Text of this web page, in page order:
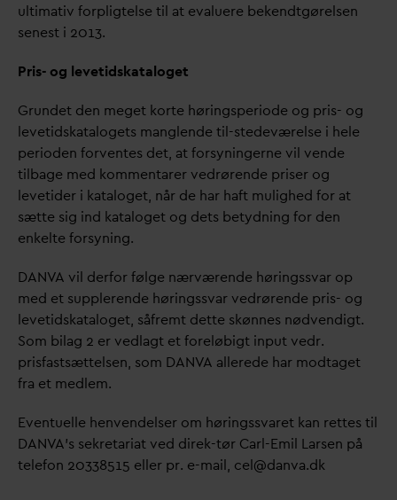
ultimativ forpligtelse til at evaluere bekendtgørelsen
senest i 2013.
Pris- og levetidskataloget
Grundet den meget korte høringsperiode og pris- og
levetidskatalogets manglende til-stedeværelse i hele
perioden forventes det, at forsyningerne vil vende
tilbage med kommentarer vedrørende priser og
levetider i kataloget, når de har haft mulighed for at
sætte sig ind kataloget og dets betydning for den
enkelte forsyning.
DANVA vil derfor følge nærværende høringssvar op
med et supplerende høringssvar vedrørende pris- og
levetidskataloget, såfremt dette skønnes nødvendigt.
Som bilag 2 er vedlagt et foreløbigt input vedr.
prisfastsættelsen, som DANVA allerede har modtaget
fra et medlem.
Eventuelle henvendelser om høringssvaret kan rettes til
DANVA’s sekretariat ved direk-tør Carl-Emil Larsen på
telefon 20338515 eller pr. e-mail, cel@danva.dk